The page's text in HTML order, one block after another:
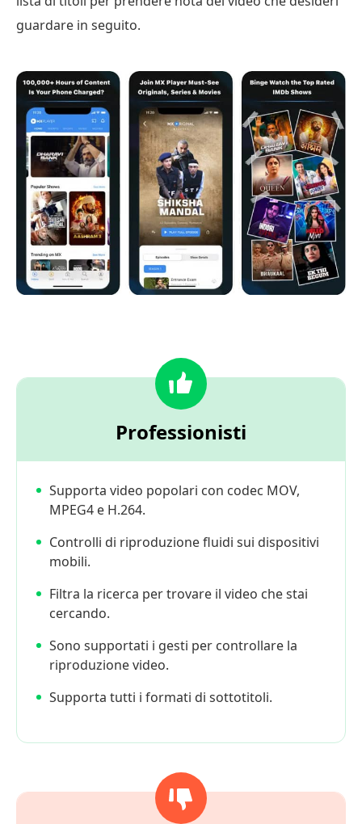
guardare in seguito.
Professionisti
Supporta video popolari con codec MOV,
MPEG4 e H.264.
Controlli di riproduzione fluidi sui dispositivi
mobili.
Filtra la ricerca per trovare il video che stai
cercando.
Sono supportati i gesti per controllare la
riproduzione video.
Supporta tutti i formati di sottotitoli.